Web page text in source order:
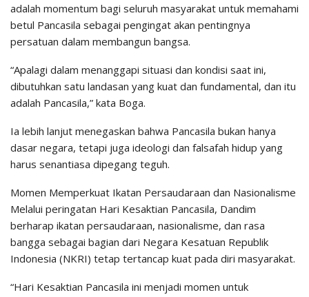
adalah momentum bagi seluruh masyarakat untuk memahami
betul Pancasila sebagai pengingat akan pentingnya
persatuan dalam membangun bangsa.
​“Apalagi dalam menanggapi situasi dan kondisi saat ini,
dibutuhkan satu landasan yang kuat dan fundamental, dan itu
adalah Pancasila,” kata Boga.
​Ia lebih lanjut menegaskan bahwa Pancasila bukan hanya
dasar negara, tetapi juga ideologi dan falsafah hidup yang
harus senantiasa dipegang teguh.
​Momen Memperkuat Ikatan Persaudaraan dan Nasionalisme
​Melalui peringatan Hari Kesaktian Pancasila, Dandim
berharap ikatan persaudaraan, nasionalisme, dan rasa
bangga sebagai bagian dari Negara Kesatuan Republik
Indonesia (NKRI) tetap tertancap kuat pada diri masyarakat.
​“Hari Kesaktian Pancasila ini menjadi momen untuk